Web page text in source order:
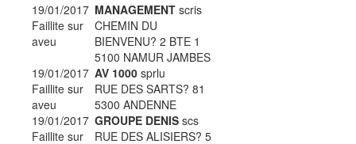
19/01/2017
Faillite sur
aveu
MANAGEMENT scris
CHEMIN DU
BIENVENU? 2 BTE 1
5100 NAMUR JAMBES
19/01/2017
Faillite sur
aveu
AV 1000 sprlu
RUE DES SARTS? 81
5300 ANDENNE
19/01/2017
Faillite sur
GROUPE DENIS scs
RUE DES ALISIERS? 5